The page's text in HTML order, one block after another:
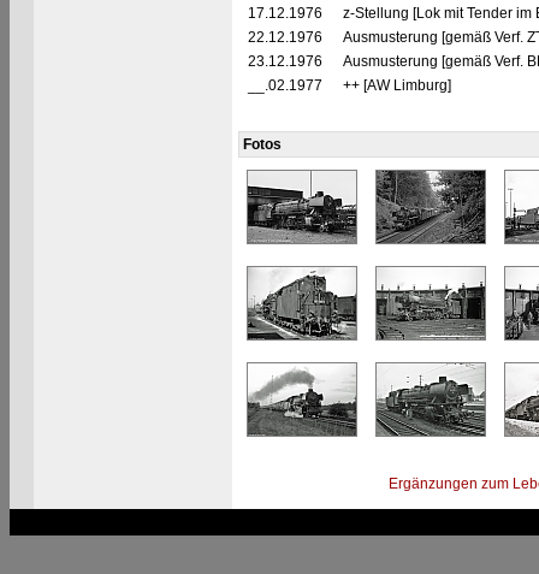
17.12.1976
z-Stellung [Lok mit Tender im
22.12.1976
Ausmusterung [gemäß Verf.
23.12.1976
Ausmusterung [gemäß Verf.
__.02.1977
++ [AW Limburg]
Fotos
Ergänzungen zum